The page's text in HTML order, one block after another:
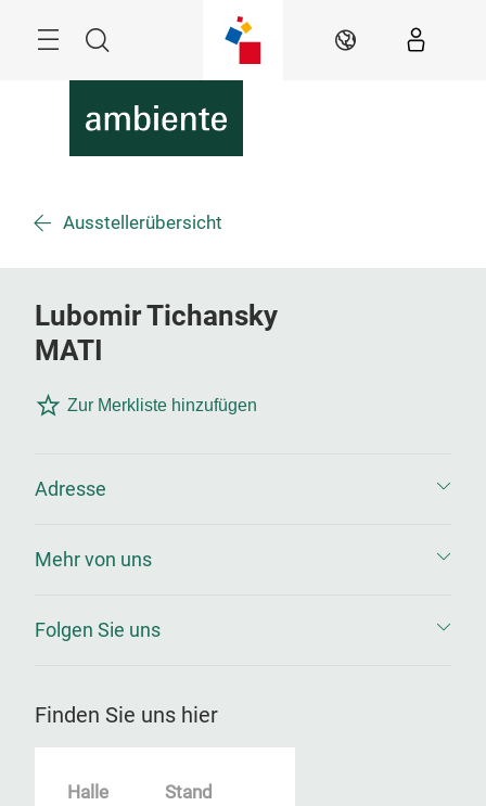
Suche DE
Ausstellerübersicht
Lubomir Tichansky
MATI
Zur Merkliste hinzufügen
Adresse
Mehr von uns
Folgen Sie uns
Finden Sie uns hier
Halle Stand